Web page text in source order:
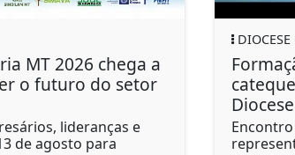
Formação fortalece integração
catequese e liturgia no Regional
Encontro realizado em Colniza reuniu
representantes de seis paróquias e deu